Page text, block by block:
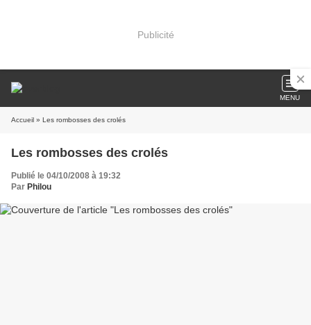
Publicité
MENU
Accueil » Les rombosses des crolés
Les rombosses des crolés
Publié le 04/10/2008 à 19:32
Par Philou